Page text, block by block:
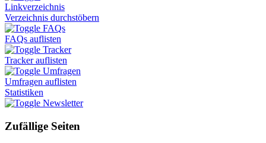
Linkverzeichnis
Verzeichnis durchstöbern
FAQs
FAQs auflisten
Tracker
Tracker auflisten
Umfragen
Umfragen auflisten
Statistiken
Newsletter
Zufällige Seiten